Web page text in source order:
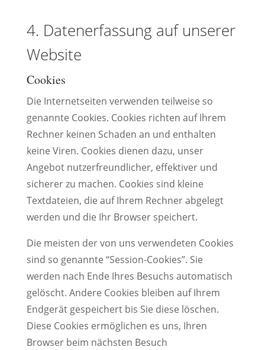
4. Datenerfassung auf unserer
Website
Cookies
Die Internetseiten verwenden teilweise so
genannte Cookies. Cookies richten auf Ihrem
Rechner keinen Schaden an und enthalten
keine Viren. Cookies dienen dazu, unser
Angebot nutzerfreundlicher, effektiver und
sicherer zu machen. Cookies sind kleine
Textdateien, die auf Ihrem Rechner abgelegt
werden und die Ihr Browser speichert.
Die meisten der von uns verwendeten Cookies
sind so genannte “Session-Cookies”. Sie
werden nach Ende Ihres Besuchs automatisch
gelöscht. Andere Cookies bleiben auf Ihrem
Endgerät gespeichert bis Sie diese löschen.
Diese Cookies ermöglichen es uns, Ihren
Browser beim nächsten Besuch